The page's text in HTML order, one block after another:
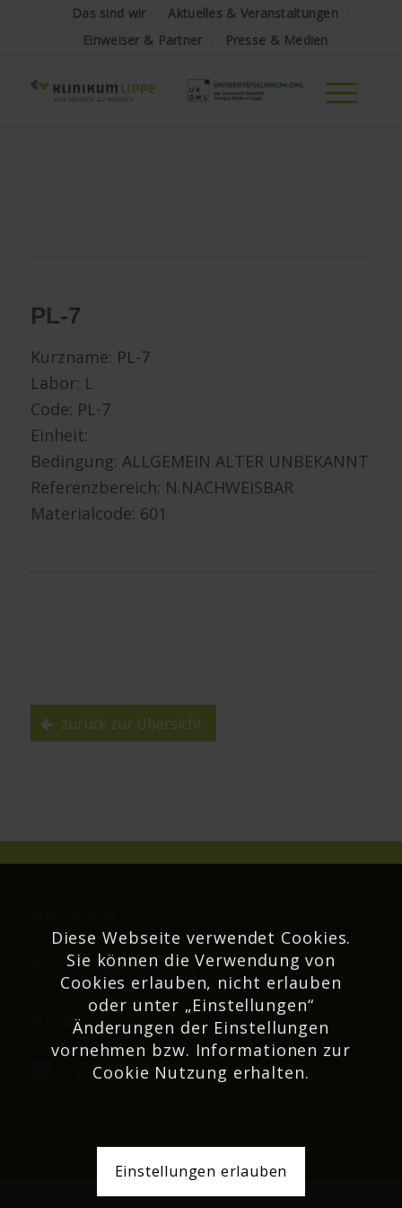
Das sind wir
Aktuelles & Veranstaltungen
Einweiser & Partner
Presse & Medien
PL-7
Kurzname: PL-7
Labor: L
Code: PL-7
Einheit:
Bedingung: ALLGEMEIN ALTER UNBEKANNT
Referenzbereich: N.NACHWEISBAR
Materialcode: 601
zurück zur Übersicht
Podcast
Diese Webseite verwendet Cookies.
Sie können die Verwendung von
Cookies erlauben, nicht erlauben
oder unter „Einstellungen“
Änderungen der Einstellungen
vornehmen bzw. Informationen zur
Cookie Nutzung erhalten.
Einstellungen erlauben